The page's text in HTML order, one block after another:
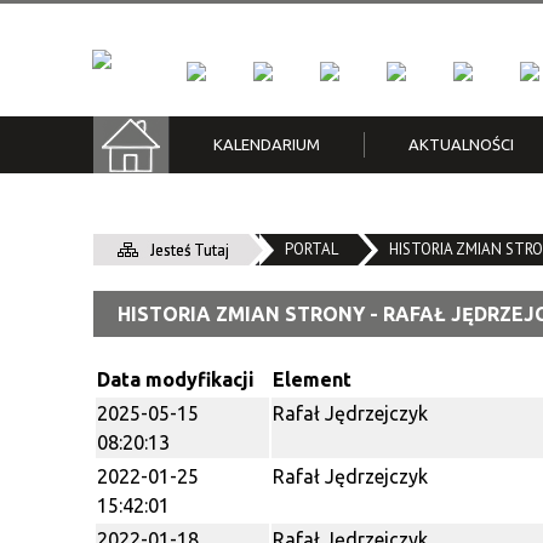
KALENDARIUM AKTUALNOŚCI
Зона Чистого Транспорту
recytatorski poezji noir
Jesteś Tutaj PORTAL HISTORIA ZMIAN
HISTORIA ZMIAN STRONY - RAFAŁ
Data modyfikacji Element
2025-05-15
08:20:13
Rafał Jędrzejczyk
2022-01-25
15:42:01
Rafał Jędrzejczyk